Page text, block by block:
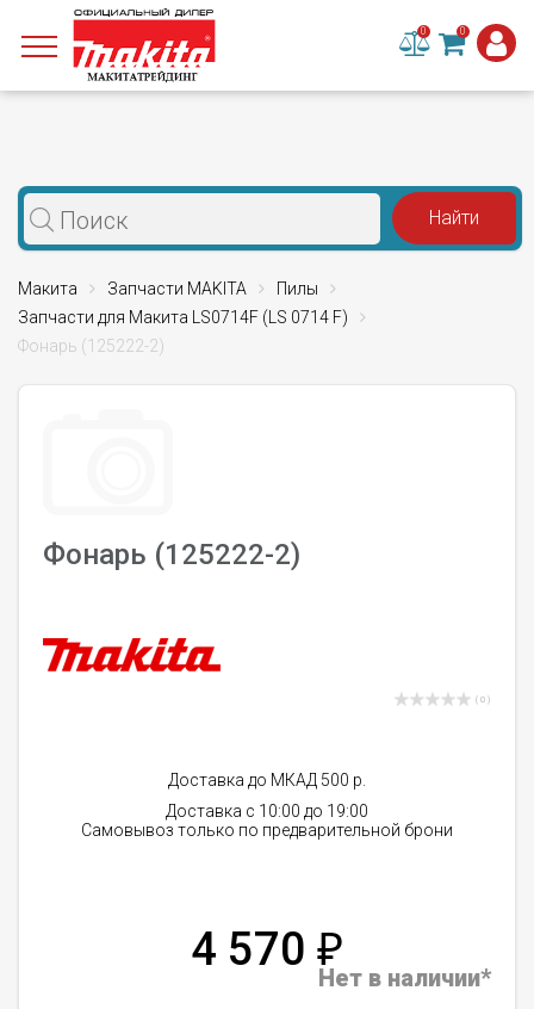
0 0
Макита Запчасти MAKITA
Пилы
Запчасти для Макита LS0714F (LS 0714 F)
Фонарь (125222-2)
Фонарь (125222-2)
( 0 )
Доставка до МКАД 500 р.
Доставка с 10:00 до 19:00
Самовывоз только по предварительной брони
4 570 ₽
Нет в наличии*